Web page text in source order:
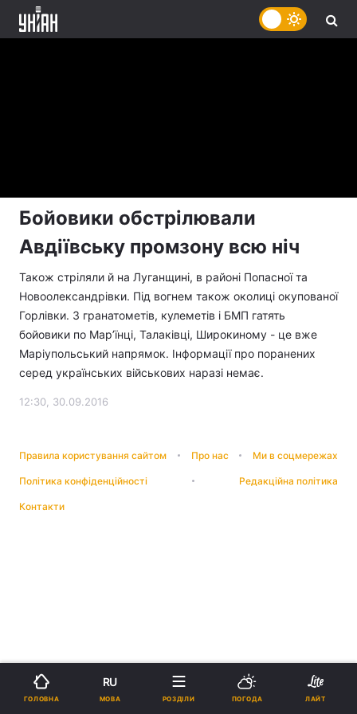
Бойовики обстрілювали
Авдіївську промзону всю ніч
Також стріляли й на Луганщині, в районі Попасної та
Новоолександрівки. Під вогнем також околиці окупованої
Горлівки. З гранатометів, кулеметів і БМП гатять
бойовики по Мар’їнці, Талаківці, Широкиному - це вже
Маріупольський напрямок. Інформації про поранених
серед українських військових наразі немає.
12:30, 30.09.2016
Правила користування сайтом Про нас Ми в соцмережах
Політика конфіденційності Редакційна політика
Контакти
ГОЛОВНА
RU
МОВА РОЗДІЛИ ПОГОДА ЛАЙТ